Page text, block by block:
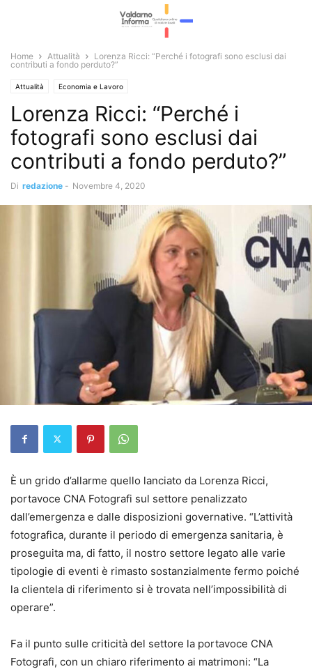
Home Attualità
Lorenza Ricci: “Perché i fotografi sono esclusi dai
contributi a fondo perduto?”
Attualità Economia e Lavoro
Lorenza Ricci: “Perché i
fotografi sono esclusi dai
contributi a fondo perduto?”
Di redazione - Novembre 4, 2020
È un grido d’allarme quello lanciato da Lorenza Ricci,
portavoce CNA Fotografi sul settore penalizzato
dall’emergenza e dalle disposizioni governative. “L’attività
fotografica, durante il periodo di emergenza sanitaria, è
proseguita ma, di fatto, il nostro settore legato alle varie
tipologie di eventi è rimasto sostanzialmente fermo poiché
la clientela di riferimento si è trovata nell’impossibilità di
operare”.
Fa il punto sulle criticità del settore la portavoce CNA
Fotografi, con un chiaro riferimento ai matrimoni: “La